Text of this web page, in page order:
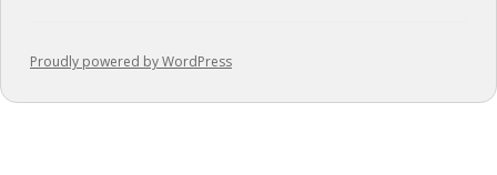
Proudly powered by WordPress